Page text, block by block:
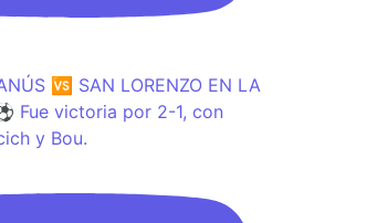
🆚 SAN LORENZO EN LA
Fue victoria por 2-1, con
y Bou.